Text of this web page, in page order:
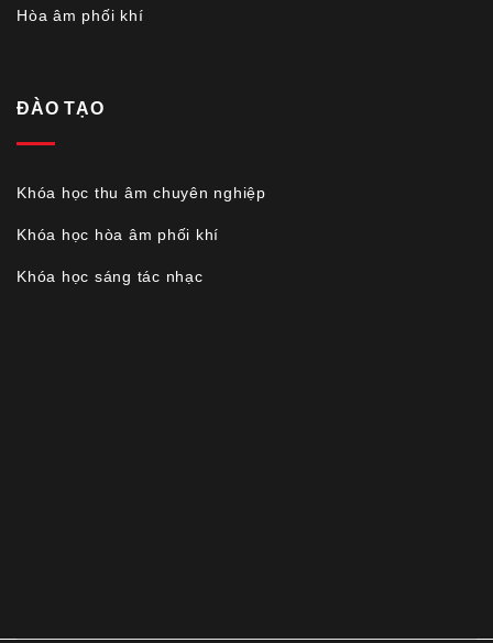
Hòa âm phối khí
ĐÀO TẠO
Khóa học thu âm chuyên nghiệp
Khóa học hòa âm phối khí
Khóa học sáng tác nhạc